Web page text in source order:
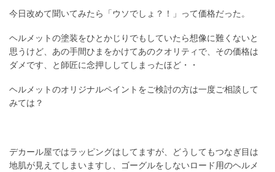
今日改めて聞いてみたら「ウソでしょ？！」って価格だった。
ヘルメットの塗装をひとかじりでもしていたら想像に難くないと
思うけど、あの手間ひまをかけてあのクオリティで、その価格は
ダメです、と師匠に念押ししてしまったほど・・
ヘルメットのオリジナルペイントをご検討の方は一度ご相談して
みては？
デカール屋ではラッピングはしてますが、どうしてもつなぎ目は
地肌が見えてしまいますし、ゴーグルをしないロード用のヘルメ